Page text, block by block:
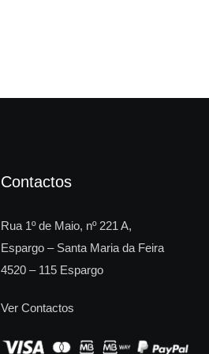
Contactos
Rua 1º de Maio, nº 221 A,
Espargo – Santa Maria da Feira
4520 – 115 Espargo
Ver Contactos